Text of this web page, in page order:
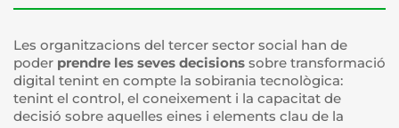
Les organitzacions del tercer sector social han de
poder prendre les seves decisions sobre transformació
digital tenint en compte la sobirania tecnològica:
tenint el control, el coneixement i la capacitat de
decisió sobre aquelles eines i elements clau de la